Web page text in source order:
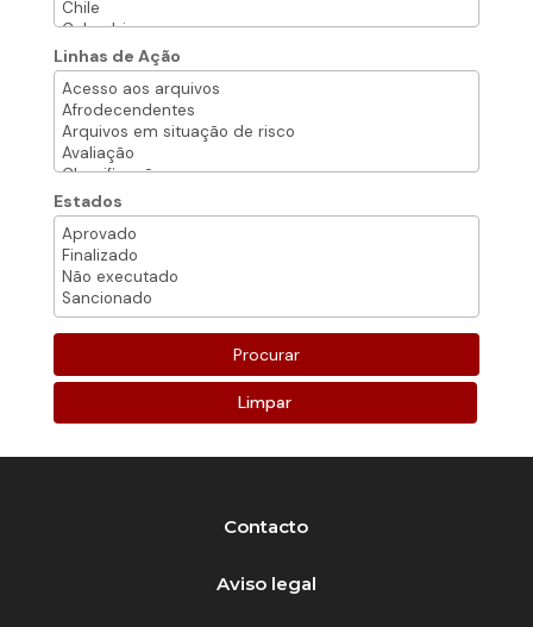
Linhas de Ação
Estados
Limpar
Contacto
Aviso legal